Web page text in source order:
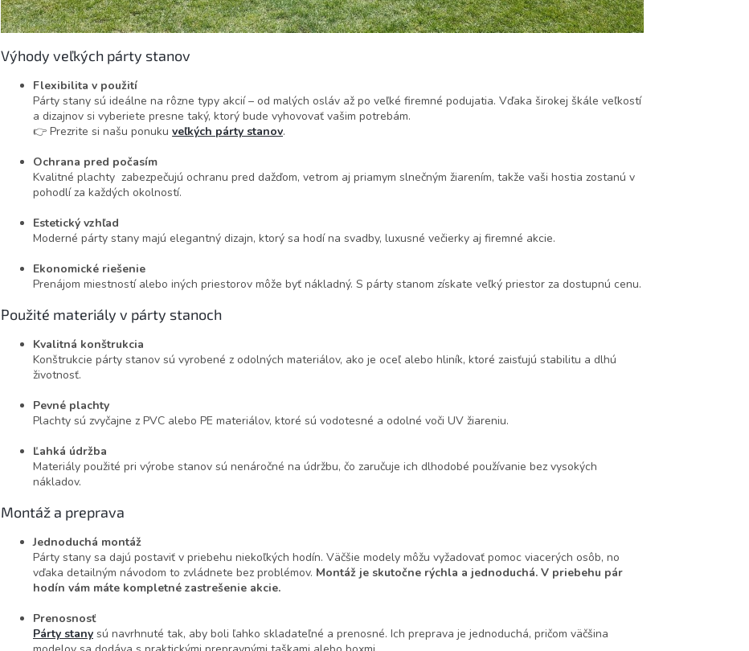
Výhody veľkých párty stanov
Flexibilita v použití
Párty stany sú ideálne na rôzne typy akcií – od malých osláv až po veľké firemné podujatia. Vďaka širokej škále veľkostí
a dizajnov si vyberiete presne taký, ktorý bude vyhovovať vašim potrebám.
👉 Prezrite si našu ponuku veľkých párty stanov.
Ochrana pred počasím
Kvalitné plachty zabezpečujú ochranu pred dažďom, vetrom aj priamym slnečným žiarením, takže vaši hostia zostanú v
pohodlí za každých okolností.
Estetický vzhľad
Moderné párty stany majú elegantný dizajn, ktorý sa hodí na svadby, luxusné večierky aj firemné akcie.
Ekonomické riešenie
Prenájom miestností alebo iných priestorov môže byť nákladný. S párty stanom získate veľký priestor za dostupnú cenu.
Použité materiály v párty stanoch
Kvalitná konštrukcia
Konštrukcie párty stanov sú vyrobené z odolných materiálov, ako je oceľ alebo hliník, ktoré zaisťujú stabilitu a dlhú
životnosť.
Pevné plachty
Plachty sú zvyčajne z PVC alebo PE materiálov, ktoré sú vodotesné a odolné voči UV žiareniu.
Ľahká údržba
Materiály použité pri výrobe stanov sú nenáročné na údržbu, čo zaručuje ich dlhodobé používanie bez vysokých
nákladov.
Montáž a preprava
Jednoduchá montáž
Párty stany sa dajú postaviť v priebehu niekoľkých hodín. Väčšie modely môžu vyžadovať pomoc viacerých osôb, no
vďaka detailným návodom to zvládnete bez problémov. Montáž je skutočne rýchla a jednoduchá. V priebehu pár
hodín vám máte kompletné zastrešenie akcie.
Prenosnosť
Párty stany sú navrhnuté tak, aby boli ľahko skladateľné a prenosné. Ich preprava je jednoduchá, pričom väčšina